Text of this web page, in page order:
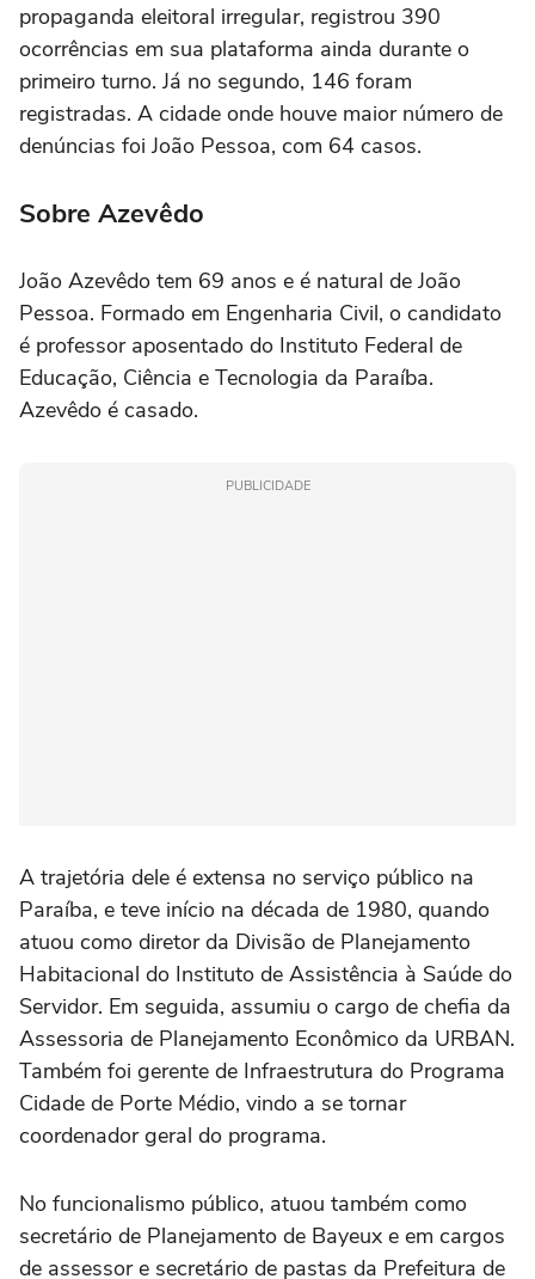
propaganda eleitoral irregular, registrou 390
ocorrências em sua plataforma ainda durante o
primeiro turno. Já no segundo, 146 foram
registradas. A cidade onde houve maior número de
denúncias foi João Pessoa, com 64 casos.
Sobre Azevêdo
João Azevêdo tem 69 anos e é natural de João
Pessoa. Formado em Engenharia Civil, o candidato
é professor aposentado do Instituto Federal de
Educação, Ciência e Tecnologia da Paraíba.
Azevêdo é casado.
PUBLICIDADE
A trajetória dele é extensa no serviço público na
Paraíba, e teve início na década de 1980, quando
atuou como diretor da Divisão de Planejamento
Habitacional do Instituto de Assistência à Saúde do
Servidor. Em seguida, assumiu o cargo de chefia da
Assessoria de Planejamento Econômico da URBAN.
Também foi gerente de Infraestrutura do Programa
Cidade de Porte Médio, vindo a se tornar
coordenador geral do programa.
No funcionalismo público, atuou também como
secretário de Planejamento de Bayeux e em cargos
de assessor e secretário de pastas da Prefeitura de